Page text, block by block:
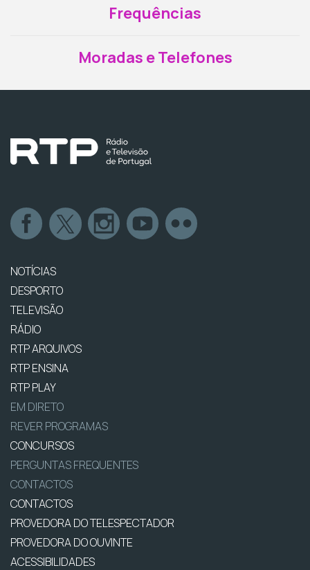
Frequências
Moradas e Telefones
NOTÍCIAS
DESPORTO
TELEVISÃO
RÁDIO
RTP ARQUIVOS
RTP ENSINA
RTP PLAY
EM DIRETO
REVER PROGRAMAS
CONCURSOS
PERGUNTAS FREQUENTES
CONTACTOS
CONTACTOS
PROVEDORA DO TELESPECTADOR
PROVEDORA DO OUVINTE
ACESSIBILIDADES